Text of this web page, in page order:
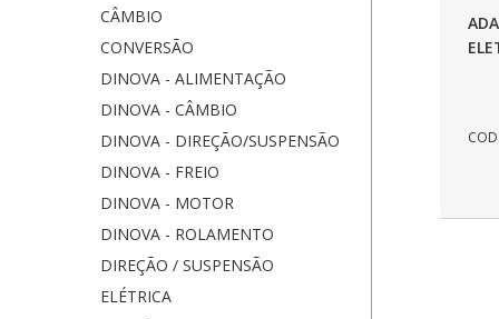
CÂMBIO
CONVERSÃO
DINOVA - ALIMENTAÇÃO
DINOVA - CÂMBIO
DINOVA - DIREÇÃO/SUSPENSÃO
DINOVA - FREIO
DINOVA - MOTOR
DINOVA - ROLAMENTO
DIREÇÃO / SUSPENSÃO
ELÉTRICA